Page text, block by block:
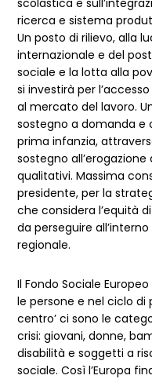
scolastica e
ricerca e sistema
Un posto di rilievo, alla
internazionale e del
sociale e la lotta alla
si investirà per
al mercato del lavoro.
sostegno a domanda e
prima infanzia,
sostegno
qualitativi. Massima
presidente, per la
che considera l’equità
da perseguire
regionale.
Il Fondo Sociale
le persone e nel ciclo di
centro’ ci sono le
crisi: giovani, donne,
disabilità e soggetti a
sociale. Così l’Europa